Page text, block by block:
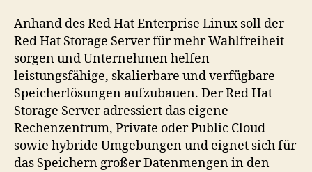
Anhand des Red Hat Enterprise Linux soll der
Red Hat Storage Server für mehr Wahlfreiheit
sorgen und Unternehmen helfen
leistungsfähige, skalierbare und verfügbare
Speicherlösungen aufzubauen. Der Red Hat
Storage Server adressiert das eigene
Rechenzentrum, Private oder Public Cloud
sowie hybride Umgebungen und eignet sich für
das Speichern großer Datenmengen in den